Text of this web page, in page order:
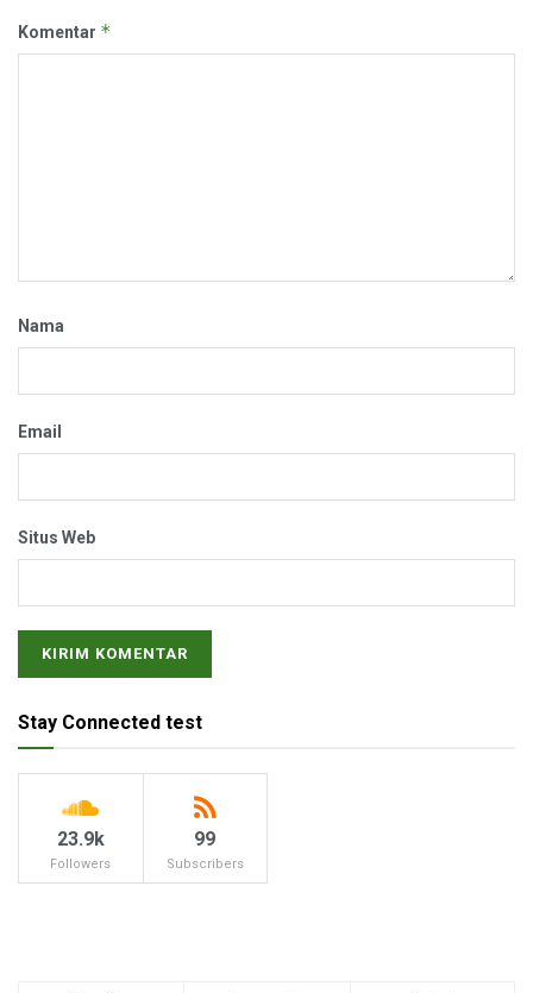
Komentar *
Nama
Email
Situs Web
Stay Connected test
23.9k
Followers
99
Subscribers